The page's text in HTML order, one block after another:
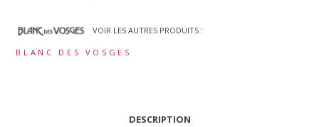
VOIR LES AUTRES PRODUITS :
BLANC DES VOSGES
DESCRIPTION